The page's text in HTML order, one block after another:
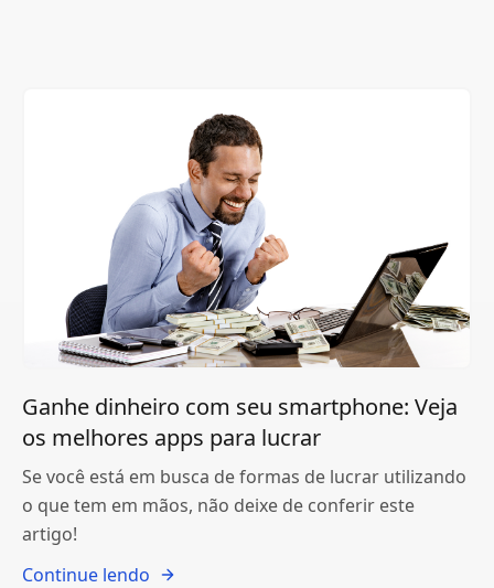
Ganhe dinheiro com seu smartphone: Veja
os melhores apps para lucrar
Se você está em busca de formas de lucrar utilizando
o que tem em mãos, não deixe de conferir este
artigo!
Continue lendo